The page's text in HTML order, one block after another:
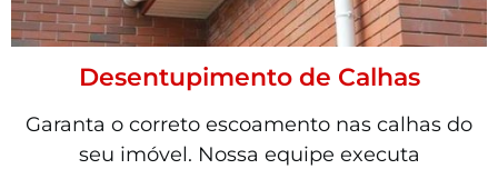
Desentupimento de Calhas
Garanta o correto escoamento nas calhas do
seu imóvel. Nossa equipe executa